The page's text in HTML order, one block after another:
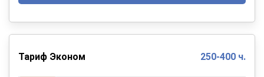
Тариф Эконом 250-400 ч.